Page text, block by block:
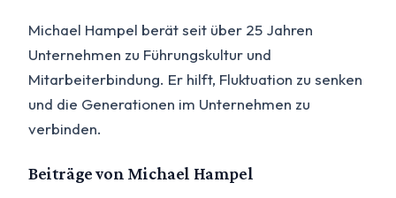
Michael Hampel berät seit über 25 Jahren
Unternehmen zu Führungskultur und
Mitarbeiterbindung. Er hilft, Fluktuation zu senken
und die Generationen im Unternehmen zu
verbinden.
Beiträge von Michael Hampel